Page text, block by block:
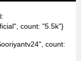
count: "5.5k"}
count: